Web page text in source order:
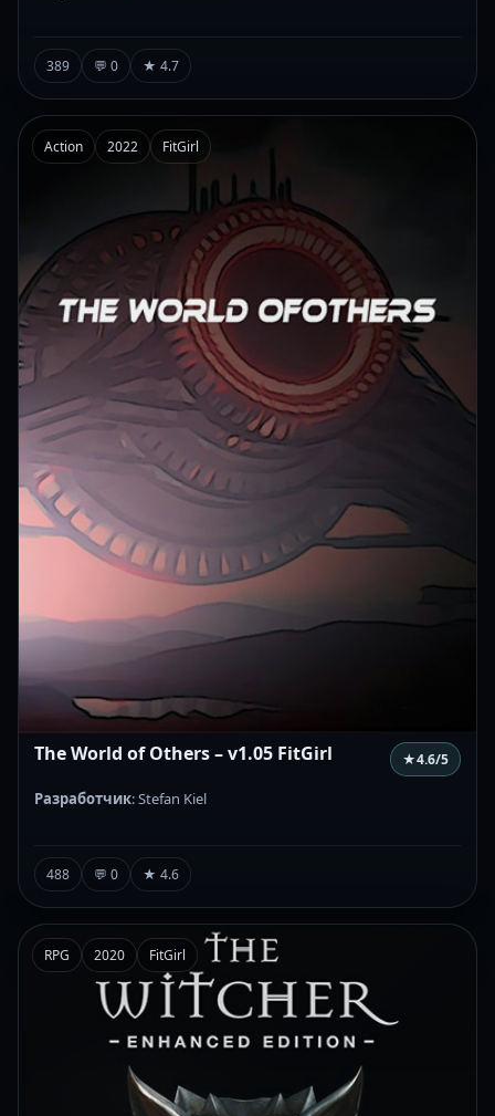
389 💬 0 ★ 4.7
Action 2022 FitGirl
The World of Others – v1.05 FitGirl ★4.6/5
Разработчик: Stefan Kiel
488 💬 0 ★ 4.6
RPG 2020 FitGirl